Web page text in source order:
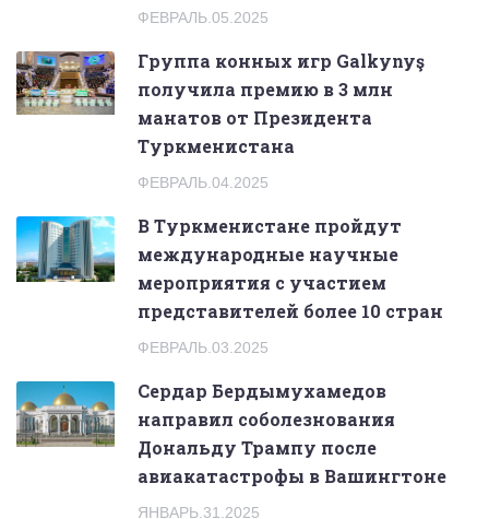
ФЕВРАЛЬ.05.2025
Группа конных игр Galkynyş
получила премию в 3 млн
манатов от Президента
Туркменистана
ФЕВРАЛЬ.04.2025
В Туркменистане пройдут
международные научные
мероприятия с участием
представителей более 10 стран
ФЕВРАЛЬ.03.2025
Сердар Бердымухамедов
направил соболезнования
Дональду Трампу после
авиакатастрофы в Вашингтоне
ЯНВАРЬ.31.2025